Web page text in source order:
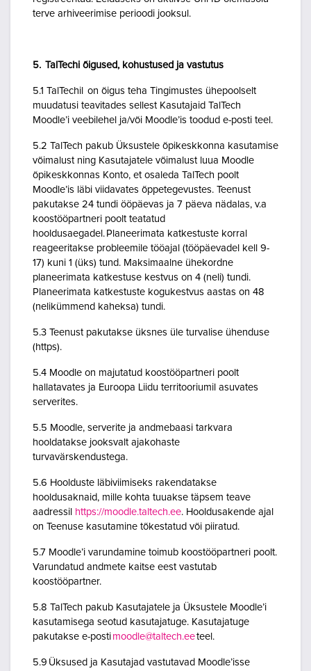
terve arhiveerimise perioodi jooksul.
5. TalTechi õigused, kohustused ja vastutus
5.1 TalTechil on õigus teha Tingimustes ühepoolselt
muudatusi teavitades sellest Kasutajaid TalTech
Moodle’i veebilehel ja/või Moodle’is toodud e-posti teel.
5.2 TalTech pakub Üksustele õpikeskkonna kasutamise
võimalust ning Kasutajatele võimalust luua Moodle
õpikeskkonnas Konto, et osaleda TalTech poolt
Moodle’is läbi viidavates õppetegevustes. Teenust
pakutakse 24 tundi ööpäevas ja 7 päeva nädalas, v.a
koostööpartneri poolt teatatud
hooldusaegadel. Planeerimata katkestuste korral
reageeritakse probleemile tööajal (tööpäevadel kell 9-
17) kuni 1 (üks) tund. Maksimaalne ühekordne
planeerimata katkestuse kestvus on 4 (neli) tundi.
Planeerimata katkestuste kogukestvus aastas on 48
(nelikümmend kaheksa) tundi.
5.3 Teenust pakutakse üksnes üle turvalise ühenduse
(https).
5.4 Moodle on majutatud koostööpartneri poolt
hallatavates ja Euroopa Liidu territooriumil asuvates
serverites.
5.5 Moodle, serverite ja andmebaasi tarkvara
hooldatakse jooksvalt ajakohaste
turvavärskendustega.
5.6 Hoolduste läbiviimiseks rakendatakse
hooldusaknaid, mille kohta tuuakse täpsem teave
aadressil https://moodle.taltech.ee. Hooldusakende ajal
on Teenuse kasutamine tõkestatud või piiratud.
5.7 Moodle’i varundamine toimub koostööpartneri poolt.
Varundatud andmete kaitse eest vastutab
koostööpartner.
5.8 TalTech pakub Kasutajatele ja Üksustele Moodle’i
kasutamisega seotud kasutajatuge. Kasutajatuge
pakutakse e-posti moodle@taltech.eeteel.
5.9 Üksused ja Kasutajad vastutavad Moodle’isse